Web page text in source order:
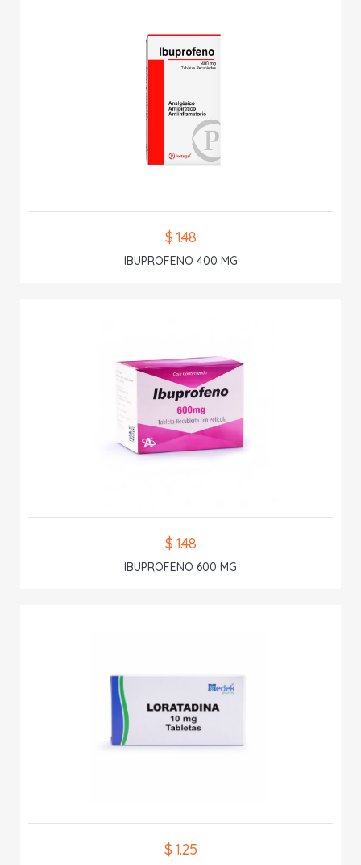
$ 1.48
IBUPROFENO 400 MG
$ 1.48
IBUPROFENO 600 MG
$ 1.25